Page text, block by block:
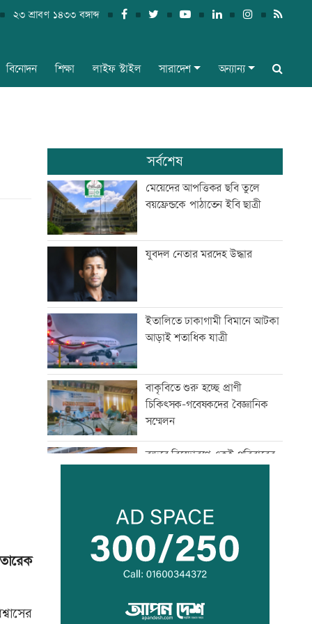
২৩ শ্রাবণ ১৪৩৩ বঙ্গাব্দ
বিনোদন শিক্ষা লাইফ স্টাইল সারাদেশ অন্যান্য
সর্বশেষ
মেয়েদের আপত্তিকর ছবি তুলে
বয়ফ্রেন্ডকে পাঠাতেন ইবি ছাত্রী
যুবদল নেতার মরদেহ উদ্ধার
ইতালিতে ঢাকাগামী বিমানে আটকা
আড়াই শতাধিক যাত্রী
বাকৃবিতে শুরু হচ্ছে প্রাণী
চিকিৎসক-গবেষকদের বৈজ্ঞানিক
সম্মেলন
বন্দরে বিস্ফোরণে একই পরিবারের
পাঁচ আর্থিক প্রতিষ্ঠান বন্ধের
অনুমোদন, রোববার প্রশাসক
নিয়োগ
স্বাভাবিক